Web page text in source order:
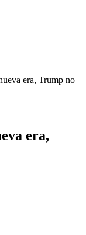
era, Trump no
era,